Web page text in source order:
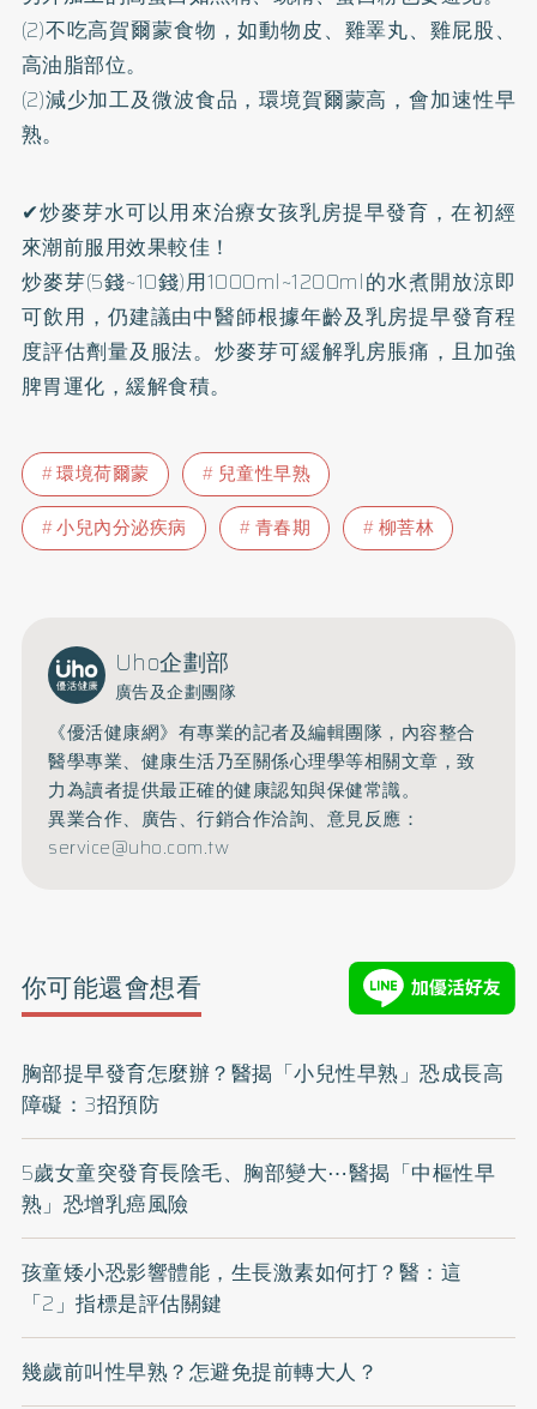
(2)不吃高賀爾蒙食物，如動物皮、雞睪丸、雞屁股、
高油脂部位。
(2)減少加工及微波食品，環境賀爾蒙高，會加速性早
熟。
✔炒麥芽水可以用來治療女孩乳房提早發育，在初經
來潮前服用效果較佳！
炒麥芽(5錢~10錢)用1000ml~1200ml的水煮開放涼即
可飲用，仍建議由中醫師根據年齡及乳房提早發育程
度評估劑量及服法。炒麥芽可緩解乳房脹痛，且加強
脾胃運化，緩解食積。
環境荷爾蒙
兒童性早熟
小兒內分泌疾病
青春期 柳菩林
Uho企劃部
廣告及企劃團隊
《優活健康網》有專業的記者及編輯團隊，內容整合
醫學專業、健康生活乃至關係心理學等相關文章，致
力為讀者提供最正確的健康認知與保健常識。
異業合作、廣告、行銷合作洽詢、意見反應：
service@uho.com.tw
你可能還會想看
胸部提早發育怎麼辦？醫揭「小兒性早熟」恐成長高
障礙：3招預防
5歲女童突發育長陰毛、胸部變大⋯醫揭「中樞性早
熟」恐增乳癌風險
孩童矮小恐影響體能，生長激素如何打？醫：這
「2」指標是評估關鍵
幾歲前叫性早熟？怎避免提前轉大人？